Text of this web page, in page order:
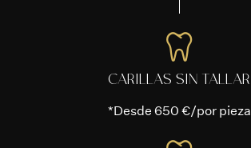
CARILLAS SIN TALLAR
*Desde 650 €/por pieza